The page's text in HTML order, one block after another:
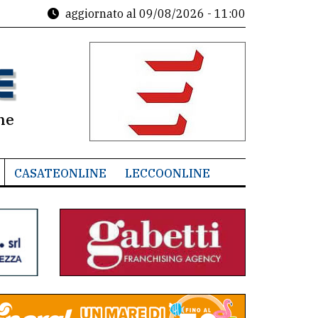
aggiornato al 09/08/2026 - 11:00
CASATEONLINE LECCOONLINE